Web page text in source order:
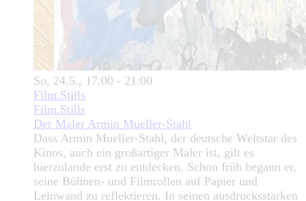
So, 24.5., 17:00 - 21:00
Film.Stills
Film.Stills
Der Maler Armin Mueller-Stahl
Dass Armin Mueller-Stahl, der deutsche Weltstar des
Kinos, auch ein großartiger Maler ist, gilt es
hierzulande erst zu entdecken. Schon früh begann er,
seine Bühnen- und Filmrollen auf Papier und
Leinwand zu reflektieren. In seinen ausdrucksstarken